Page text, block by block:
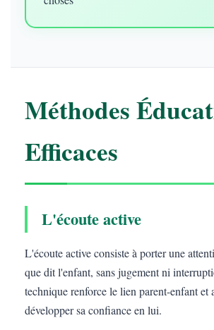
Méthodes
Efficaces
L'écoute active
L'écoute active consiste à porter une
que dit l'enfant, sans jugement ni
technique renforce le lien parent-enfant et
développer sa confiance en lui.